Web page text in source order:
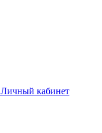
Личный кабинет